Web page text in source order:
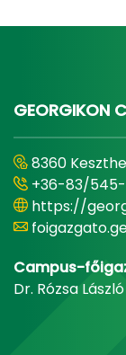
GEORGIKON
8360
+36-83/
https://
Campus-
Dr. Rózsa László